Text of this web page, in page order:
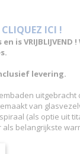
ICI !
is
levering.
uitgebracht
van
(als optie uit
belangrijkste